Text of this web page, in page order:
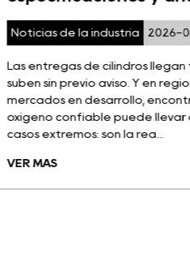
de
Médicos de
mostrando
el
Noticias de la
[Shanghai, 26 de
de Convenciones